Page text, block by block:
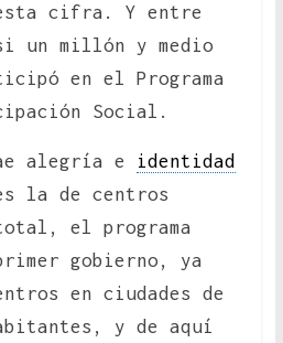
cifra. Y entre
un millón y medio
en el Programa
Social.
alegría e
identidad
la de centros
el programa
gobierno, ya
en ciudades de
y de aquí